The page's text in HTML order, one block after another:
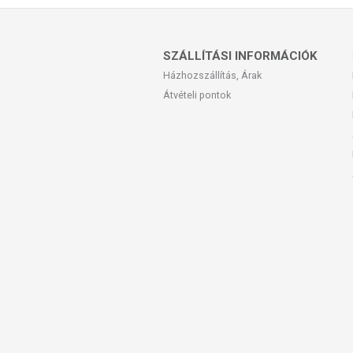
mennyiséget ne lépje túl! Ne szedje
allergiás! Kisgyermektől elzárva
SZÁLLÍTÁSI INFORMÁCIÓK
Házhozszállítás, Árak
Átvételi pontok